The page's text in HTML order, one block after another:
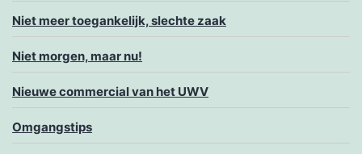
Niet meer toegankelijk, slechte zaak
Niet morgen, maar nu!
Nieuwe commercial van het UWV
Omgangstips